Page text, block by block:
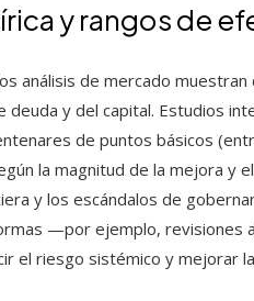
y rangos de
análisis de mercado
deuda y del capital. Estudios
de puntos básicos
la magnitud de la mejora y
y los escándalos de
—por ejemplo, revisiones
el riesgo sistémico y mejorar